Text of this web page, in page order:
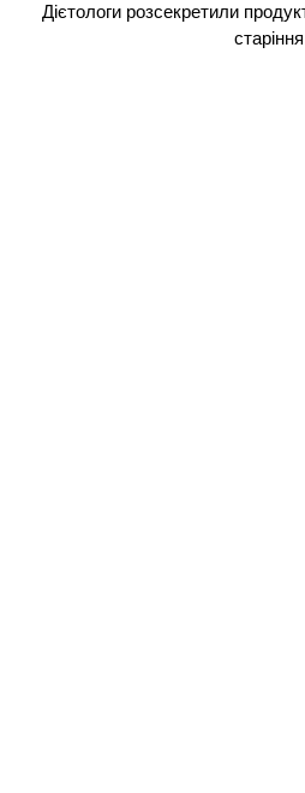
Дієтологи розсекретили
старіння